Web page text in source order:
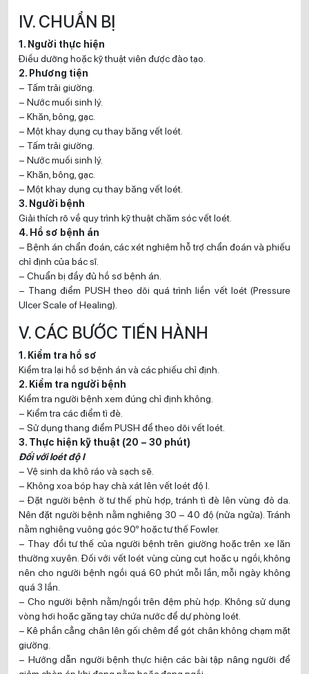
IV. CHUẨN BỊ
1. Người thực hiện
Điều dưỡng hoặc kỹ thuật viên được đào tạo.
2. Phương tiện
– Tấm trải giường.
– Nước muối sinh lý.
– Khăn, bông, gạc.
– Một khay dụng cụ thay băng vết loét.
– Tấm trải giường.
– Nước muối sinh lý.
– Khăn, bông, gạc.
– Một khay dụng cụ thay băng vết loét.
3. Người bệnh
Giải thích rõ về quy trình kỹ thuật chăm sóc vết loét.
4. Hồ sơ bệnh án
– Bệnh án chẩn đoán, các xét nghiệm hỗ trợ chẩn đoán và phiếu
chỉ định của bác sĩ.
– Chuẩn bị đầy đủ hồ sơ bệnh án.
– Thang điểm PUSH theo dõi quá trình liền vết loét (Pressure
Ulcer Scale of Healing).
V. CÁC BƯỚC TIẾN HÀNH
1. Kiểm tra hồ sơ
Kiểm tra lại hồ sơ bệnh án và các phiếu chỉ định.
2. Kiểm tra người bệnh
Kiểm tra người bệnh xem đúng chỉ định không.
– Kiểm tra các điểm tì đè.
– Sử dụng thang điểm PUSH để theo dõi vết loét.
3. Thực hiện kỹ thuật (20 – 30 phút)
Đối với loét độ I
– Vệ sinh da khô ráo và sạch sẽ.
– Không xoa bóp hay chà xát lên vết loét độ I.
– Đặt người bệnh ở tư thế phù hợp, tránh tì đè lên vùng đỏ da.
Nên đặt người bệnh nằm nghiêng 30 – 40 độ (nửa ngửa). Tránh
nằm nghiêng vuông góc 90º hoặc tư thế Fowler.
– Thay đổi tư thế của người bệnh trên giường hoặc trên xe lăn
thường xuyên. Đối với vết loét vùng cùng cụt hoặc ụ ngồi, không
nên cho người bệnh ngồi quá 60 phút mỗi lần, mỗi ngày không
quá 3 lần.
– Cho người bệnh nằm/ngồi trên đệm phù hợp. Không sử dụng
vòng hơi hoặc găng tay chứa nước để dự phòng loét.
– Kê phần cẳng chân lên gối chêm để gót chân không chạm mặt
giường.
– Hướng dẫn người bệnh thực hiện các bài tập nâng người để